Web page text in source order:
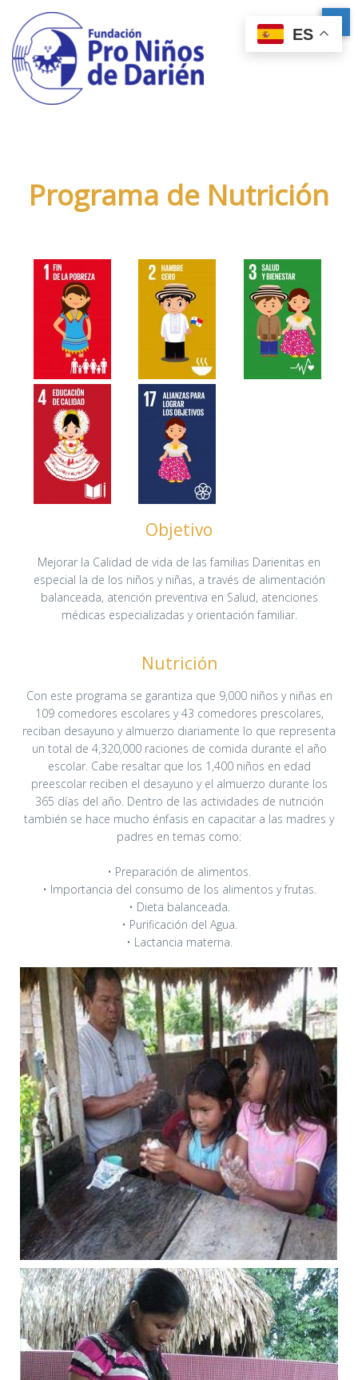
Programa de Nutrición
Objetivo
Mejorar la Calidad de vida de las familias Darienitas en
especial la de los niños y niñas, a través de alimentación
balanceada, atención preventiva en Salud, atenciones
médicas especializadas y orientación familiar.
Nutrición
Con este programa se garantiza que 9,000 niños y niñas en
109 comedores escolares y 43 comedores prescolares,
reciban desayuno y almuerzo diariamente lo que representa
un total de 4,320,000 raciones de comida durante el año
escolar. Cabe resaltar que los 1,400 niños en edad
preescolar reciben el desayuno y el almuerzo durante los
365 días del año. Dentro de las actividades de nutrición
también se hace mucho énfasis en capacitar a las madres y
padres en temas como:
• Preparación de alimentos.
• Importancia del consumo de los alimentos y frutas.
• Dieta balanceada.
• Purificación del Agua.
• Lactancia materna.
ES